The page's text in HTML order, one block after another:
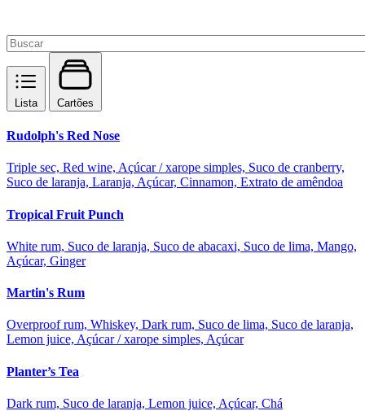
Lista Cartões
Rudolph's Red Nose
Triple sec, Red wine, Açúcar / xarope simples, Suco de cranberry,
Suco de laranja, Laranja, Açúcar, Cinnamon, Extrato de amêndoa
Tropical Fruit Punch
White rum, Suco de laranja, Suco de abacaxi, Suco de lima, Mango,
Açúcar, Ginger
Martin's Rum
Overproof rum, Whiskey, Dark rum, Suco de lima, Suco de laranja,
Lemon juice, Açúcar / xarope simples, Açúcar
Planter’s Tea
Dark rum, Suco de laranja, Lemon juice, Açúcar, Chá